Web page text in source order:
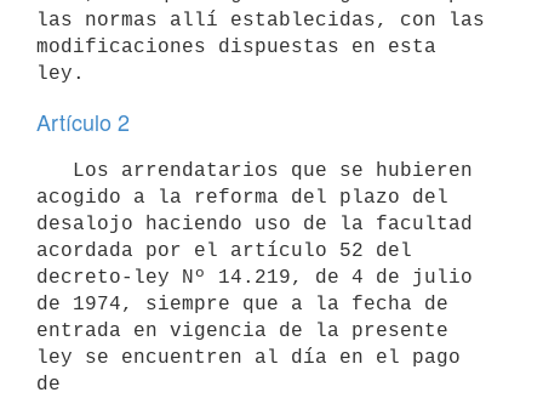
las normas allí establecidas, con las
modificaciones dispuestas en esta
Artículo 2
acogido a la reforma del plazo del
desalojo haciendo uso de la facultad
acordada por el artículo 52 del
decreto-ley Nº 14.219, de 4 de julio
de 1974, siempre que a la fecha de
entrada en vigencia de la presente
ley se encuentren al día en el pago
de